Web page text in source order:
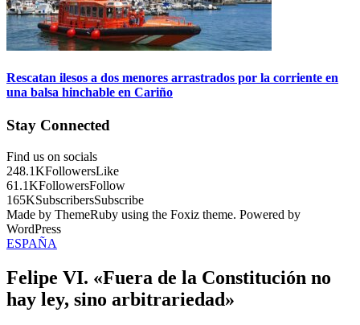
Rescatan ilesos a dos menores arrastrados por la corriente en
una balsa hinchable en Cariño
Stay Connected
Find us on socials
248.1KFollowersLike
61.1KFollowersFollow
165KSubscribersSubscribe
Made by ThemeRuby using the Foxiz theme. Powered by
WordPress
ESPAÑA
Felipe VI. «Fuera de la Constitución no
hay ley, sino arbitrariedad»